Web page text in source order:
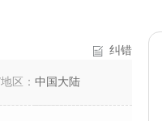
纠错
区： 中国大陆